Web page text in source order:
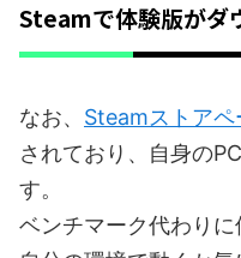
Steamで体験版がダ
なお、 Steamストアペ
されており、自身の
す。
ベンチマーク代わりに